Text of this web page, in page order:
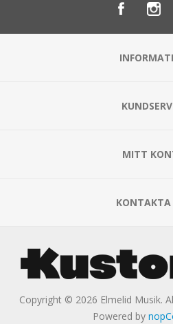
MITT
KONTAKTA
Copyright © 2026 Elmelid Musik.
Powered by